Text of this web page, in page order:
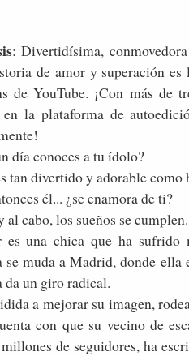
: Divertidísima,
de amor y superación
de YouTube. ¡Con más de
en la plataforma de
día conoces a tu ídolo?
tan divertido y adorable como
él... ¿se enamora de ti?
cabo, los sueños se
es una chica que ha sufrido
muda a Madrid, donde ella
da un giro radical.
a mejorar su imagen,
con que su vecino de
de seguidores, ha